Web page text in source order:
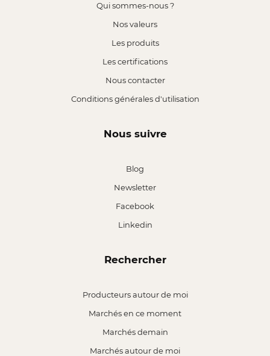
Qui sommes-nous ?
Nos valeurs
Les produits
Les certifications
Nous contacter
Conditions générales d'utilisation
Nous suivre
Blog
Newsletter
Facebook
Linkedin
Rechercher
Producteurs autour de moi
Marchés en ce moment
Marchés demain
Marchés autour de moi